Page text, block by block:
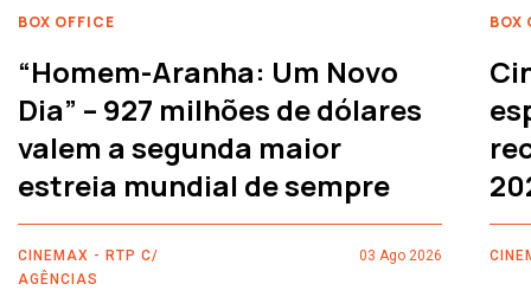
BOX OFFICE
“Homem-Aranha: Um Novo
Dia” – 927 milhões de dólares
valem a segunda maior
estreia mundial de sempre
CINEMAX - RTP C/
AGÊNCIAS
03 Ago 2026
BOX